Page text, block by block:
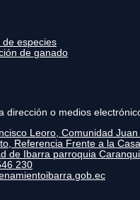
de especies
de ganado
dirección o medios
Leoro, Comunidad
Referencia Frente a la
de Ibarra parroquia Caranqui
230